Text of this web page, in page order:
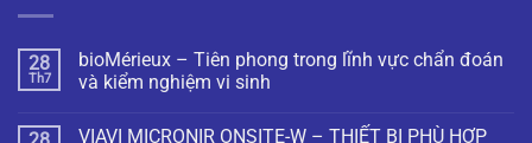
28
Th7
bioMérieux – Tiên phong trong lĩnh vực chẩn đoán
và kiểm nghiệm vi sinh
VIAVI MICRONIR ONSITE-W – THIẾT BỊ PHÙ HỢP